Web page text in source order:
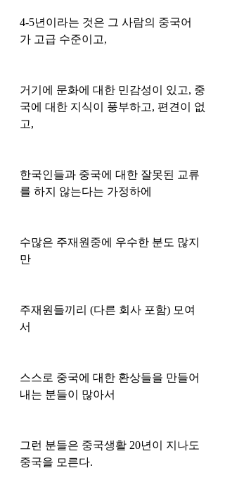
4-5년이라는 것은 그 사람의 중국어
가 고급 수준이고,
거기에 문화에 대한 민감성이 있고, 중
국에 대한 지식이 풍부하고, 편견이 없
고,
한국인들과 중국에 대한 잘못된 교류
를 하지 않는다는 가정하에
수많은 주재원중에 우수한 분도 많지
만
주재원들끼리 (다른 회사 포함) 모여
서
스스로 중국에 대한 환상들을 만들어
내는 분들이 많아서
그런 분들은 중국생활 20년이 지나도
중국을 모른다.